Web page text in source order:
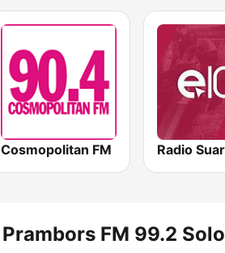
Cosmopolitan FM
Prambors FM 99.2 Solo